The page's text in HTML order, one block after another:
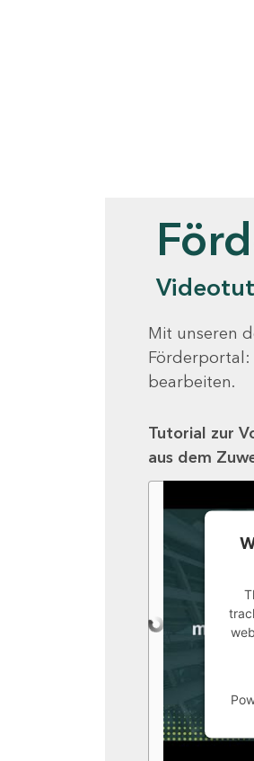
Mit unseren
Förderportal:
bearbeiten.
Tutorial zur
aus dem